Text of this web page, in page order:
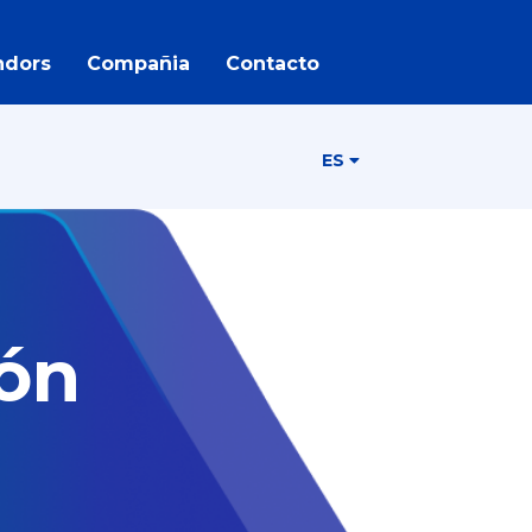
Compañia Contacto
ES